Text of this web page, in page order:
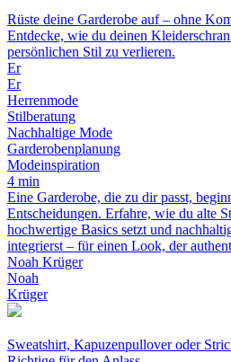
Rüste deine Garderobe auf – ohne
Entdecke, wie du deinen
persönlichen Stil zu verlieren.
Er
Er
Herrenmode
Stilberatung
Nachhaltige Mode
Garderobenplanung
Modeinspiration
4 min
Eine Garderobe, die zu dir passt,
Entscheidungen. Erfahre, wie du alte
hochwertige Basics setzt und
integrierst – für einen Look, der
Noah Krüger
Noah
Krüger
Sweatshirt, Kapuzenpullover oder